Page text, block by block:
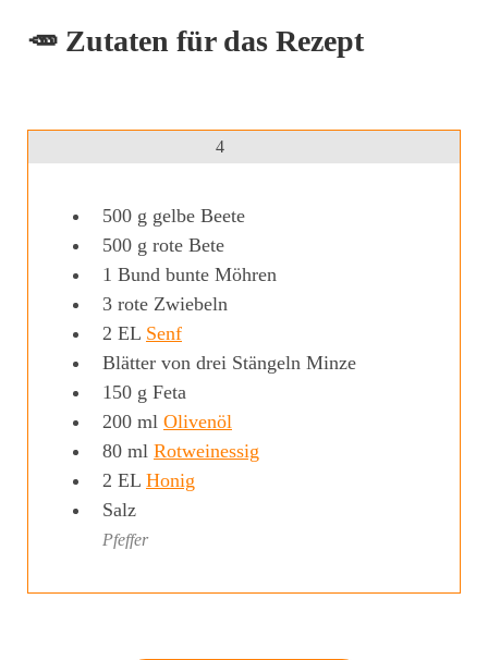
🥕 Zutaten für das Rezept
4
500 g gelbe Beete
500 g rote Bete
1 Bund bunte Möhren
3 rote Zwiebeln
2 EL Senf
Blätter von drei Stängeln Minze
150 g Feta
200 ml Olivenöl
80 ml Rotweinessig
2 EL Honig
Salz
Pfeffer